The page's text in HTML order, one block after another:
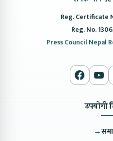
Reg. Certificate
Reg. No.
Press Council Nepal
उपयोगी
→